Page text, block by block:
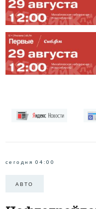
сегодня 04:00
АВТО